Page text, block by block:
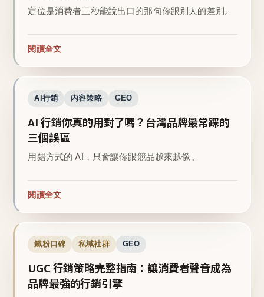
定位是消費者三秒能說出口的那句你跟別人的差別。
閱讀全文
AI行銷 內容策略 GEO
AI 行銷你真的用對了嗎？台灣品牌最常踩的
三個誤區
用錯方式的 AI，只會讓你跟競品越來越像。
閱讀全文
鐵粉口碑 私域社群 GEO
UGC 行銷策略完整指南：讓消費者聲音成為
品牌最強的行銷引擎